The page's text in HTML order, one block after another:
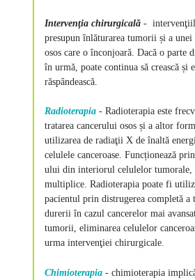
Intervenţia chirurgicală -
presupun înlăturarea tumorii și a
osos care o înconjoară. Dacă o parte
în urmă, poate continua să crească și
răspândească.
Radioterapia- Radioterapia este
tratarea cancerului osos și a altor
utilizarea de radiaţii X de înaltă
celulele canceroase. Funcționează
ului din interiorul celulelor tumorale,
multiplice. Radioterapia poate fi
pacientul prin distrugerea completă
durerii în cazul cancerelor mai
tumorii, eliminarea celulelor
urma intervenţiei chirurgicale.
Chimioterapia- chimioterapia